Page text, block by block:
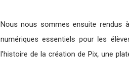
Nous nous sommes ensuite rendus
numériques essentiels pour les
l’histoire de la création de Pix, une